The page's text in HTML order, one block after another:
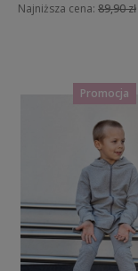
Najniższa cena: 89,90 zł
Promocja